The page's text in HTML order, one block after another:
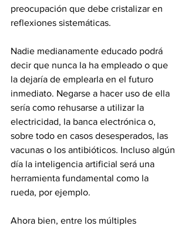
preocupación que debe cristalizar en
reflexiones sistemáticas.
Nadie medianamente educado podrá
decir que nunca la ha empleado o que
la dejaría de emplearla en el futuro
inmediato. Negarse a hacer uso de ella
sería como rehusarse a utilizar la
electricidad, la banca electrónica o,
sobre todo en casos desesperados, las
vacunas o los antibióticos. Incluso algún
día la inteligencia artificial será una
herramienta fundamental como la
rueda, por ejemplo.
Ahora bien, entre los múltiples